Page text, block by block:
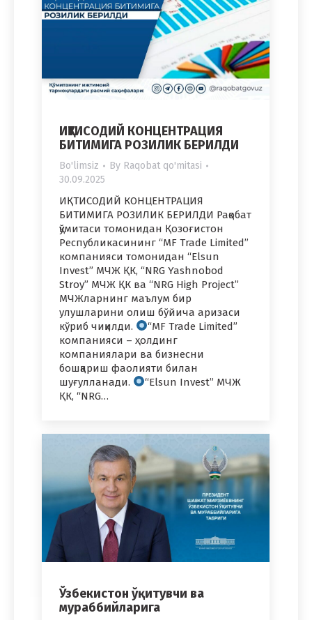
ИҚТИСОДИЙ КОНЦЕНТРАЦИЯ
БИТИМИГА РОЗИЛИК БЕРИЛДИ
Bo'limsiz By Raqobat qo'mitasi
30.09.2025
ИҚТИСОДИЙ КОНЦЕНТРАЦИЯ
БИТИМИГА РОЗИЛИК БЕРИЛДИ Рақобат
қўмитаси томонидан Қозоғистон
Республикасининг “MF Trade Limited”
компанияси томонидан “Elsun
Invest” МЧЖ ҚК, “NRG Yashnobod
Stroy” МЧЖ ҚК ва “NRG High Project”
МЧЖларнинг маълум бир
улушларини олиш бўйича аризаси
кўриб чиқилди.
“MF Trade Limited”
компанияси – ҳолдинг
компаниялари ва бизнесни
бошқариш фаолияти билан
шуғулланади.
“Elsun Invest” МЧЖ
ҚК, “NRG…
Ўзбекистон ўқитувчи ва
мураббийларига